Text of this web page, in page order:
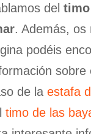
del
. Además, os
podéis
sobre
de la estafa
timo de las